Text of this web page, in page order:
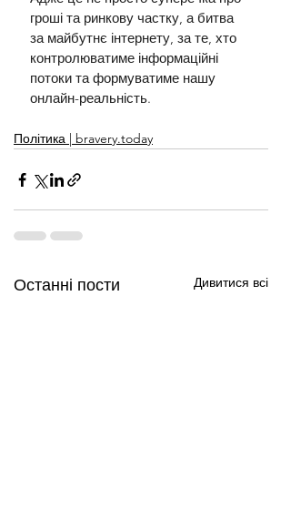
гроші та ринкову частку, а битва
за майбутнє інтернету, за те, хто
контролюватиме інформаційні
потоки та формуватиме нашу
онлайн-реальність.
Політика | bravery.today
Останні пости Дивитися всі